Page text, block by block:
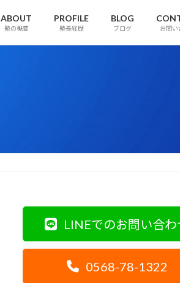
ABOUT
塾の概要
PROFILE
塾長経歴
BLOG
ブログ お問い
LINEでのお問い合わ
0568-78-1322